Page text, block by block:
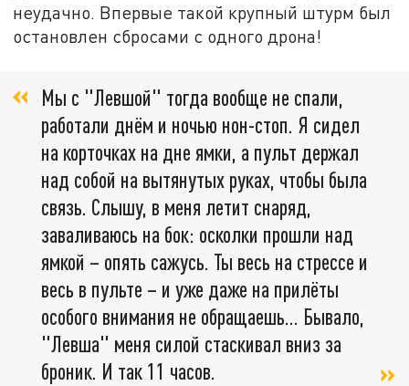
неудачно. Впервые такой крупный штурм был
остановлен сбросами с одного дрона!
Мы с "Левшой" тогда вообще не спали,
работали днём и ночью нон-стоп. Я сидел
на корточках на дне ямки, а пульт держал
над собой на вытянутых руках, чтобы была
связь. Слышу, в меня летит снаряд,
заваливаюсь на бок: осколки прошли над
ямкой – опять сажусь. Ты весь на стрессе и
весь в пульте – и уже даже на прилёты
особого внимания не обращаешь... Бывало,
"Левша" меня силой стаскивал вниз за
броник. И так 11 часов.